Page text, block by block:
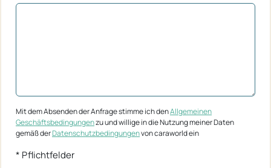
Mit dem Absenden der Anfrage stimme ich denAllgemeinen
Geschäftsbedingungenzu und willige in die Nutzung meiner Daten
gemäß derDatenschutzbedingungenvon caraworld ein
* Pflichtfelder